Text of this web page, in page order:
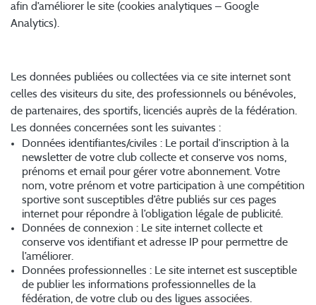
afin d’améliorer le site (cookies analytiques – Google
Analytics).
Les données publiées ou collectées via ce site internet sont
celles des visiteurs du site, des professionnels ou bénévoles,
de partenaires, des sportifs, licenciés auprès de la fédération.
Les données concernées sont les suivantes :
Données identifiantes/civiles : Le portail d’inscription à la
newsletter de votre club collecte et conserve vos noms,
prénoms et email pour gérer votre abonnement. Votre
nom, votre prénom et votre participation à une compétition
sportive sont susceptibles d’être publiés sur ces pages
internet pour répondre à l’obligation légale de publicité.
Données de connexion : Le site internet collecte et
conserve vos identifiant et adresse IP pour permettre de
l’améliorer.
Données professionnelles : Le site internet est susceptible
de publier les informations professionnelles de la
fédération, de votre club ou des ligues associées.